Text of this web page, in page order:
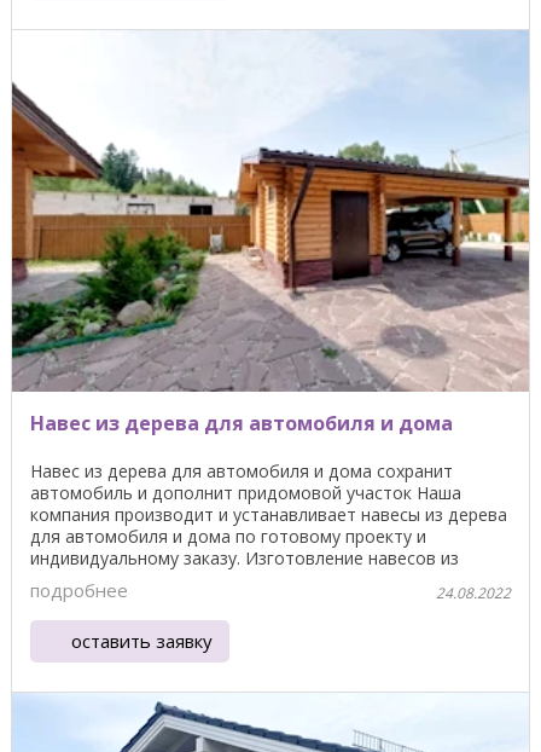
Навес из дерева для автомобиля и дома
Навес из дерева для автомобиля и дома сохранит
автомобиль и дополнит придомовой участок Наша
компания производит и устанавливает навесы из дерева
для автомобиля и дома по готовому проекту и
индивидуальному заказу. Изготовление навесов из
дерева ...
подробнее 24.08.2022
оставить заявку